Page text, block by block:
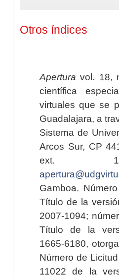
Otros índices
Apertura vol. 18,
científica
virtuales que se
Guadalajara, a
Sistema de
Arcos Sur, CP
ext.
Gamboa.
Título de la
2007-1094;
Título de la
1665-6180,
Número de
11022 de la